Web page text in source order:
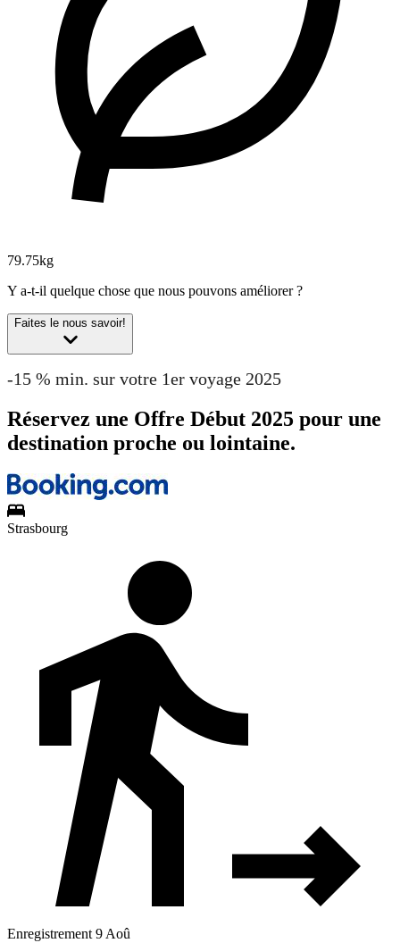
79.75kg
Y a-t-il quelque chose que nous pouvons améliorer ?
Faites le nous savoir!
-15 % min. sur votre 1er voyage 2025
Réservez une Offre Début 2025 pour une
destination proche ou lointaine.
Strasbourg
Enregistrement 9 Aoû